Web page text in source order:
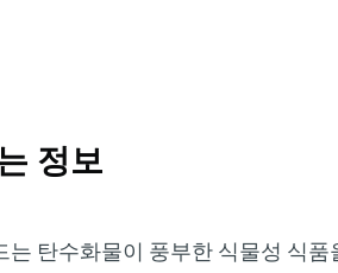
정보
는 탄수화물이 풍부한 식물성 식